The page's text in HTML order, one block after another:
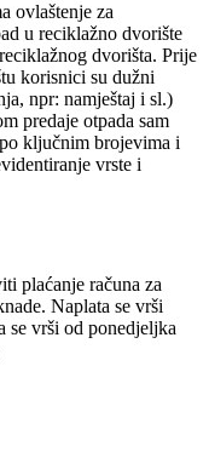
ovlaštenje za
u reciklažno dvorište
dvorišta. Prije
korisnici su dužni
npr: namještaj i sl.)
predaje otpada sam
ključnim brojevima i
vrste i
plaćanje računa za
Naplata se vrši
se vrši od ponedjeljka